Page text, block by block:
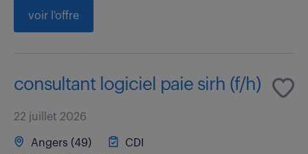
voir l'offre
consultant logiciel paie sirh (f/h)
22 juillet 2026
Angers (49)
CDI